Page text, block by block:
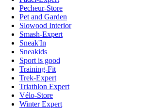
Pecheur-Store
Pet and Garden
Slowood Interior
Smash-Expert
Sneak'In
Sneakids
Sport is good
Training-Fit
Trek-Expert
Triathlon Expert
Vélo-Store
Winter Expert